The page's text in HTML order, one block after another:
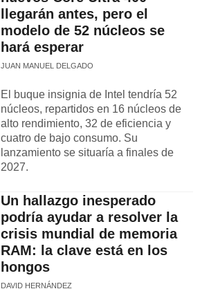
llegarán antes, pero el
modelo de 52 núcleos se
hará esperar
JUAN MANUEL DELGADO
El buque insignia de Intel tendría 52
núcleos, repartidos en 16 núcleos de
alto rendimiento, 32 de eficiencia y
cuatro de bajo consumo. Su
lanzamiento se situaría a finales de
2027.
Un hallazgo inesperado
podría ayudar a resolver la
crisis mundial de memoria
RAM: la clave está en los
hongos
DAVID HERNÁNDEZ